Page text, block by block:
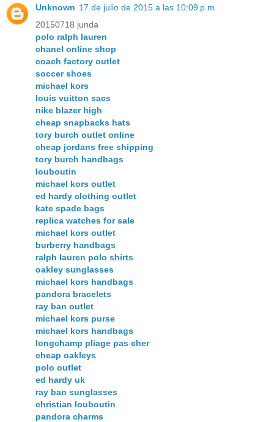
Unknown 17 de julio de 2015 a las 10:09 p.m.
20150718 junda
polo ralph lauren
chanel online shop
coach factory outlet
soccer shoes
michael kors
louis vuitton sacs
nike blazer high
cheap snapbacks hats
tory burch outlet online
cheap jordans free shipping
tory burch handbags
louboutin
michael kors outlet
ed hardy clothing outlet
kate spade bags
replica watches for sale
michael kors outlet
burberry handbags
ralph lauren polo shirts
oakley sunglasses
michael kors handbags
pandora bracelets
ray ban outlet
michael kors purse
michael kors handbags
longchamp pliage pas cher
cheap oakleys
polo outlet
ed hardy uk
ray ban sunglasses
christian louboutin
pandora charms